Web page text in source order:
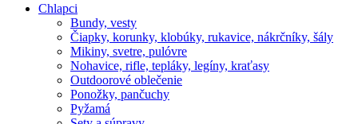
Chlapci
Bundy, vesty
Čiapky, korunky, klobúky, rukavice, nákrčníky, šály
Mikiny, svetre, pulóvre
Nohavice, rifle, tepláky, legíny, kraťasy
Outdoorové oblečenie
Ponožky, pančuchy
Pyžamá